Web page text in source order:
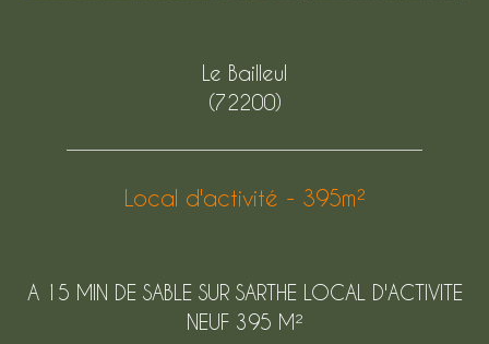
Le Bailleul
(72200)
Local d'activité - 395m²
A 15 MIN DE SABLE SUR SARTHE LOCAL D'ACTIVITE
NEUF 395 M²
AFFINER LES CRITÈRES
PISCINE
FILTRER PAR
NOUVEAUTÉS